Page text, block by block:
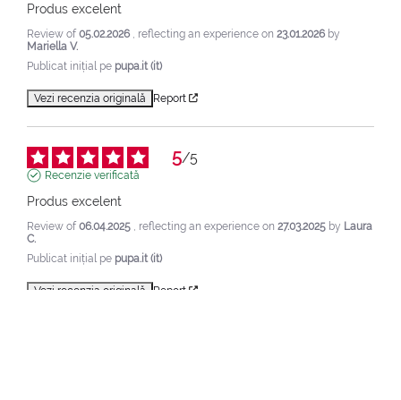
Produs excelent
Review of05.02.2026 , reflecting an experience on 23.01.2026 by
Mariella V.
Publicat inițial pe pupa.it (it)
Vezi recenzia originală Report
5/5
Recenzie verificată
Produs excelent
Review of06.04.2025 , reflecting an experience on 27.03.2025 by Laura
C.
Publicat inițial pe pupa.it (it)
Vezi recenzia originală Report